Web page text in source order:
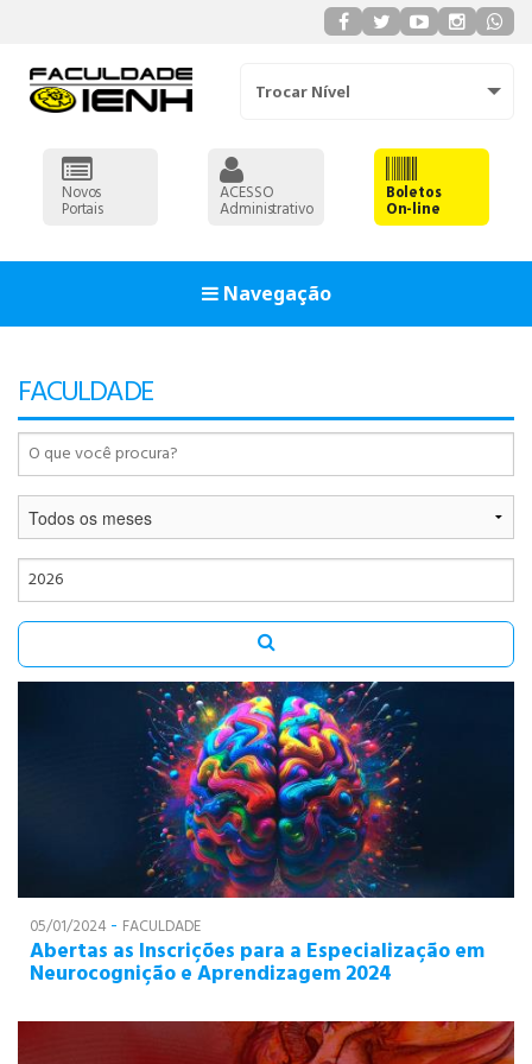
Trocar Nível
Novos
Portais
ACESSO
Administrativo
Boletos
On-line
Navegação
ADMINISTRAÇÃO
DESENVOLVIMENTO
DE SISTEMAS
PSICOLOGIA
FACULDADE
90
92
93
93
05/01/2024 - FACULDADE
Abertas as Inscrições para a Especialização em
Neurocognição e Aprendizagem 2024